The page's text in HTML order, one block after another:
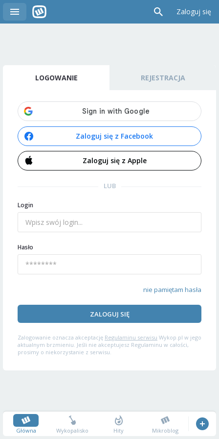
Zaloguj się
LOGOWANIE REJESTRACJA
Zaloguj się z Facebook
Zaloguj się z Apple
LUB
Login
Hasło
nie pamiętam hasła
ZALOGUJ SIĘ
Zalogowanie oznacza akceptację Regulaminu serwisu Wykop.pl w jego
aktualnym brzmieniu. Jeśli nie akceptujesz Regulaminu w całości,
prosimy o niekorzystanie z serwisu.
Główna Wykopalisko Hity Mikroblog